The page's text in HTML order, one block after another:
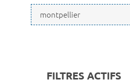
FILTRES ACTIFS